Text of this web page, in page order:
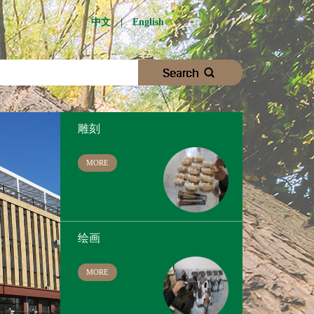
中文|English
切割
MORE
雕刻
MORE
绘画
MORE